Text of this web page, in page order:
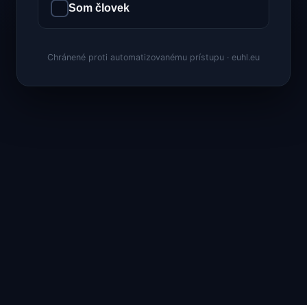
Som človek
Chránené proti automatizovanému prístupu · euhl.eu